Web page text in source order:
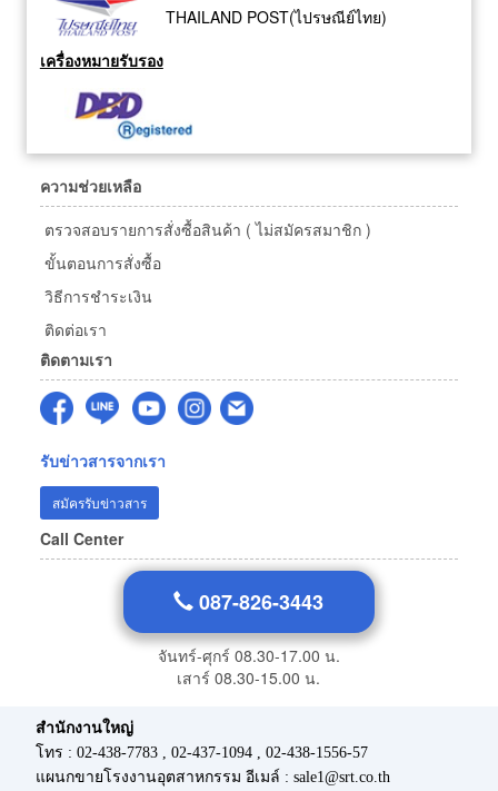
THAILAND POST(ไปรษณีย์ไทย)
เครื่องหมายรับรอง
ความช่วยเหลือ
ตรวจสอบรายการสั่งซื้อสินค้า ( ไม่สมัครสมาชิก )
ขั้นตอนการสั่งซื้อ
วิธีการชำระเงิน
ติดต่อเรา
ติดตามเรา
รับข่าวสารจากเรา
สมัครรับข่าวสาร
Call Center
087-826-3443
จันทร์-ศุกร์ 08.30-17.00 น.
เสาร์ 08.30-15.00 น.
สำนักงานใหญ่
โทร : 02-438-7783 , 02-437-1094 , 02-438-1556-57
แผนกขายโรงงานอุตสาหกรรม อีเมล์ : sale1@srt.co.th